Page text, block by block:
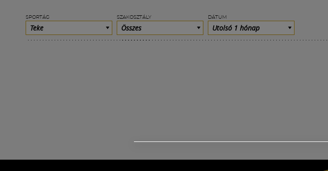
SPORTÁG
Teke
SZAKOSZTÁLY
Összes
DÁTUM
Utolsó 1 hónap